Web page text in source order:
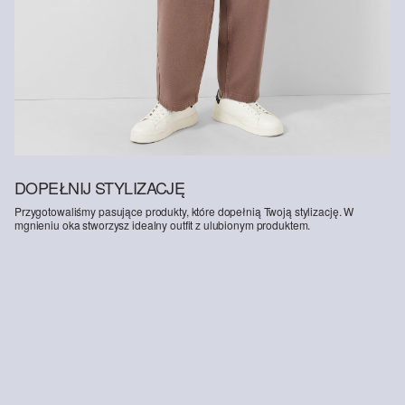
DOPEŁNIJ STYLIZACJĘ
Przygotowaliśmy pasujące produkty, które dopełnią Twoją stylizację. W
mgnieniu oka stworzysz idealny outfit z ulubionym produktem.